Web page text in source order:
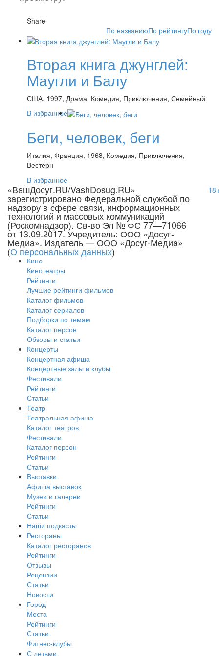
Share
По названиюПо рейтингуПо году
Вторая книга джунглей:
Маугли и Балу
США, 1997, Драма, Комедия, Приключения, Семейный
В избранное
Беги, человек, беги
Италия, Франция, 1968, Комедия, Приключения,
Вестерн
В избранное
«ВашДосуг.RU/VashDosug.RU»
зарегистрировано Федеральной службой по
надзору в сфере связи, информационных
технологий и массовых коммуникаций
(Роскомнадзор). Св-во Эл № ФС 77—71066
от 13.09.2017. Учредитель: ООО «Досуг-
Медиа». Издатель — ООО «Досуг-Медиа»
(О персональных данных)
Кино
Кинотеатры
Рейтинги
Лучшие рейтинги фильмов
Каталог фильмов
Каталог сериалов
Подборки по темам
Каталог персон
Обзоры и статьи
Концерты
Концертная афиша
Концертные залы и клубы
Фестивали
Рейтинги
Статьи
Театр
Театральная афиша
Каталог театров
Фестивали
Каталог персон
Рейтинги
Статьи
Выставки
Афиша выставок
Музеи и галереи
Рейтинги
Статьи
Наши подкасты
Рестораны
Каталог ресторанов
Рейтинги
Отзывы
Рецензии
Статьи
Новости
Город
Места
Рейтинги
Статьи
Фитнес-клубы
С детьми